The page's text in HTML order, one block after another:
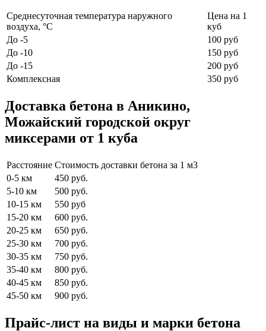
Среднесуточная температура наружного
воздуха, °C
Цена на 1
куб
До -5
100 руб
До -10
150 руб
До -15
200 руб
Комплексная
350 руб
Доставка бетона в Аникино,
Можайский городской округ
миксерами от 1 куба
Расстояние Стоимость доставки бетона за 1 м3
0-5 км
450 руб.
5-10 км
500 руб.
10-15 км
550 руб
15-20 км
600 руб.
20-25 км
650 руб.
25-30 км
700 руб.
30-35 км
750 руб.
35-40 км
800 руб.
40-45 км
850 руб.
45-50 км
900 руб.
Прайс-лист на виды и марки бетона